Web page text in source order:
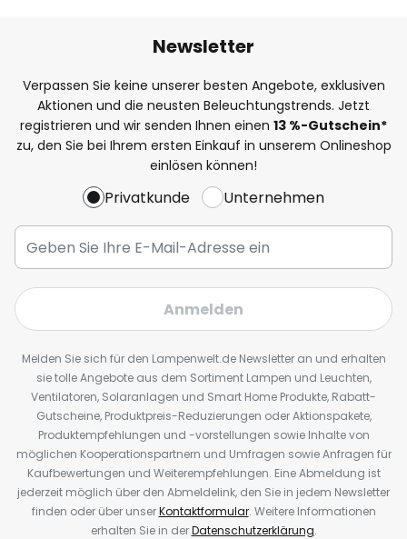
Newsletter
Verpassen Sie keine unserer besten Angebote, exklusiven
Aktionen und die neusten Beleuchtungstrends. Jetzt
registrieren und wir senden Ihnen einen 13 %-Gutschein*
zu, den Sie bei Ihrem ersten Einkauf in unserem Onlineshop
einlösen können!
Privatkunde Unternehmen
Anmelden
Melden Sie sich für den Lampenwelt.de Newsletter an und erhalten
sie tolle Angebote aus dem Sortiment Lampen und Leuchten,
Ventilatoren, Solaranlagen und Smart Home Produkte, Rabatt-
Gutscheine, Produktpreis-Reduzierungen oder Aktionspakete,
Produktempfehlungen und -vorstellungen sowie Inhalte von
möglichen Kooperationspartnern und Umfragen sowie Anfragen für
Kaufbewertungen und Weiterempfehlungen. Eine Abmeldung ist
jederzeit möglich über den Abmeldelink, den Sie in jedem Newsletter
finden oder über unserKontaktformular. Weitere Informationen
erhalten Sie in derDatenschutzerklärung.